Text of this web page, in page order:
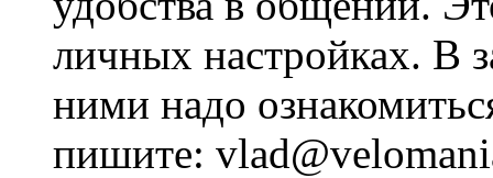
личных настройках. В
ними надо
пишите: